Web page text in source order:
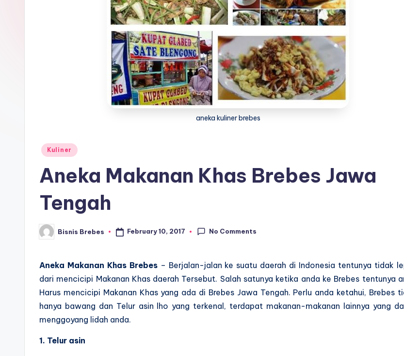
aneka kuliner brebes
Posted
Kuliner
Aneka Makanan Khas Brebes Jawa
Tengah
Posted
by
Bisnis Brebes February 10, 2017 No Comments
Aneka Makanan Khas Brebes– Berjalan-jalan ke suatu daerah di Indonesia tentunya tidak
dari mencicipi Makanan Khas daerah Tersebut. Salah satunya ketika anda ke Brebes tentunya
Harus mencicipi Makanan Khas yang ada di Brebes Jawa Tengah. Perlu anda ketahui, Brebes
hanya bawang dan Telur asin lho yang terkenal, terdapat makanan-makanan lainnya yang
menggoyang lidah anda.
1. Telur asin